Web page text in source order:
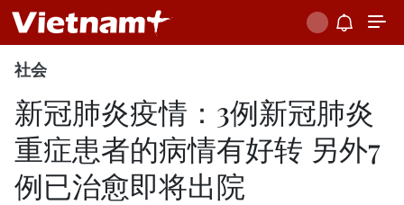
社会
新冠肺炎疫情：3例新冠肺炎
重症患者的病情有好转 另外7
例已治愈即将出院